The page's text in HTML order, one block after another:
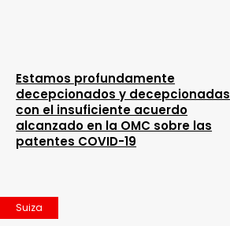
Estamos profundamente
decepcionados y decepcionadas
con el insuficiente acuerdo
alcanzado en la OMC sobre las
patentes COVID-19
Suiza